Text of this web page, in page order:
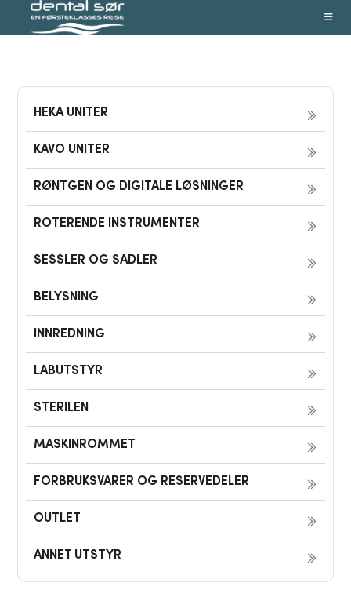
HEKA UNITER
KAVO UNITER
RØNTGEN OG DIGITALE LØSNINGER
ROTERENDE INSTRUMENTER
SESSLER OG SADLER
BELYSNING
INNREDNING
LABUTSTYR
STERILEN
MASKINROMMET
FORBRUKSVARER OG RESERVEDELER
OUTLET
ANNET UTSTYR